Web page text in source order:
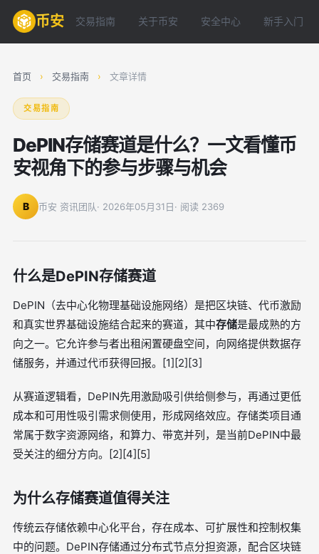
币安 交易指南 关于币安 安全中心 新手入门
首页 › 交易指南 › 文章详情
交易指南
DePIN存储赛道是什么？一文看懂币
安视角下的参与步骤与机会
B 币安 资讯团队· 2026年05月31日· 阅读 2369
什么是DePIN存储赛道
DePIN（去中心化物理基础设施网络）是把区块链、代币激励
和真实世界基础设施结合起来的赛道，其中存储是最成熟的方
向之一。它允许参与者出租闲置硬盘空间，向网络提供数据存
储服务，并通过代币获得回报。[1][2][3]
从赛道逻辑看，DePIN先用激励吸引供给侧参与，再通过更低
成本和可用性吸引需求侧使用，形成网络效应。存储类项目通
常属于数字资源网络，和算力、带宽并列，是当前DePIN中最
受关注的细分方向。[2][4][5]
为什么存储赛道值得关注
传统云存储依赖中心化平台，存在成本、可扩展性和控制权集
中的问题。DePIN存储通过分布式节点分担资源，配合区块链